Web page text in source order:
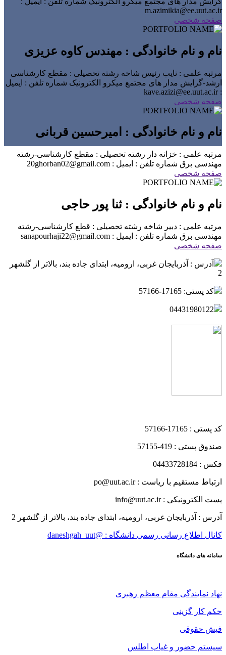
m.azimikia@ee.uut.ac.ir
صفحه شخصی
نام و نام خانوادگی : مهندس کاوه عزیزی
مرتبه علمی : نایب رئیس شاخه رشته تحصیلی : مقطع کارشناسی
ارشد-گرایش مدار های مجتمع میکرو الکترونیک شماره تلفن : ایمیل
: kave.azizi@ee.uut.ac.ir
صفحه شخصی
نام و نام خانوادگی : امیرحسین قربانی
مرتبه علمی : خزانه دار رشته تحصیلی : مقطع کارشناسی-رشته
مهندسی برق شماره تلفن : ایمیل : 20ghorban02@gmail.com
صفحه شخصی
نام و نام خانوادگی : ثنا پور حاجی
مرتبه علمی : دبیر شاخه رشته تحصیلی : قطع کارشناسی-رشته
مهندسی برق شماره تلفن : ایمیل : sanapourhaji22@gmail.com
صفحه شخصی
آدرس : آذربایجان غربی، ارومیه، ابتدای جاده بند، بالاتر از گلشهر
2
کد پستی: 17165-57166
04431980122
کد پستی : 17165-57166
صندوق پستی : 419-57155
فکس : 04433728184
ارتباط مستقیم با ریاست : po@uut.ac.ir
پست الکترونیکی : info@uut.ac.ir
آدرس : آذربایجان غربی، ارومیه، ابتدای جاده بند، بالاتر از گلشهر 2
کانال اطلاع رسانی رسمی دانشگاه : @daneshgah_uut
سامانه های دانشگاه
نهاد نمایندگی مقام معظم رهبری
حکم کار گزینی
فیش حقوقی
سیستم حضور و غیاب اطلس